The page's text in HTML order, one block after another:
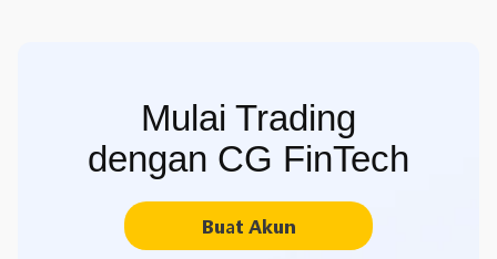
Mulai Trading
dengan CG FinTech
Buat Akun